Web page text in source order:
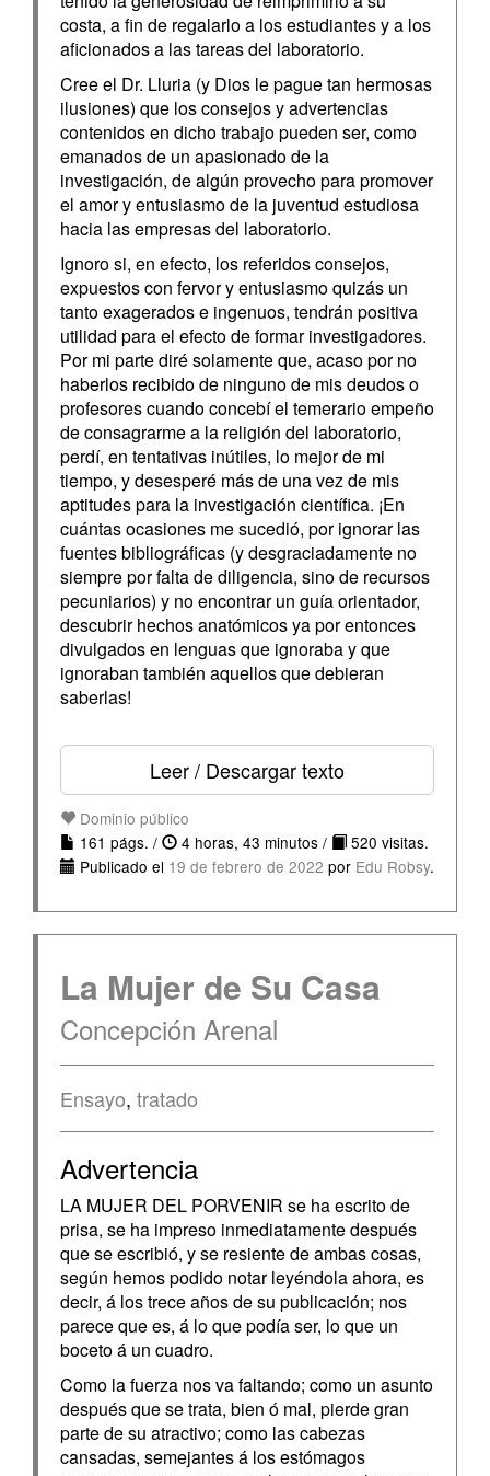
costa, a fin de regalarlo a los estudiantes y a los
aficionados a las tareas del laboratorio.
Cree el Dr. Lluria (y Dios le pague tan hermosas
ilusiones) que los consejos y advertencias
contenidos en dicho trabajo pueden ser, como
emanados de un apasionado de la
investigación, de algún provecho para promover
el amor y entusiasmo de la juventud estudiosa
hacia las empresas del laboratorio.
Ignoro si, en efecto, los referidos consejos,
expuestos con fervor y entusiasmo quizás un
tanto exagerados e ingenuos, tendrán positiva
utilidad para el efecto de formar investigadores.
Por mi parte diré solamente que, acaso por no
haberlos recibido de ninguno de mis deudos o
profesores cuando concebí el temerario empeño
de consagrarme a la religión del laboratorio,
perdí, en tentativas inútiles, lo mejor de mi
tiempo, y desesperé más de una vez de mis
aptitudes para la investigación científica. ¡En
cuántas ocasiones me sucedió, por ignorar las
fuentes bibliográficas (y desgraciadamente no
siempre por falta de diligencia, sino de recursos
pecuniarios) y no encontrar un guía orientador,
descubrir hechos anatómicos ya por entonces
divulgados en lenguas que ignoraba y que
ignoraban también aquellos que debieran
saberlas!
Leer / Descargar texto
Dominio público
161 págs. /
4 horas, 43 minutos /
520 visitas.
Publicado el 19 de febrero de 2022 por Edu Robsy.
La Mujer de Su Casa
Concepción Arenal
Ensayo, tratado
Advertencia
LA MUJER DEL PORVENIR se ha escrito de
prisa, se ha impreso inmediatamente después
que se escribió, y se resiente de ambas cosas,
según hemos podido notar leyéndola ahora, es
decir, á los trece años de su publicación; nos
parece que es, á lo que podía ser, lo que un
boceto á un cuadro.
Como la fuerza nos va faltando; como un asunto
después que se trata, bien ó mal, pierde gran
parte de su atractivo; como las cabezas
cansadas, semejantes á los estómagos